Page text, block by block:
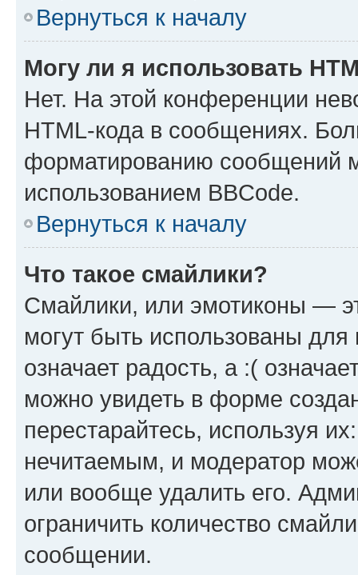
Вернуться к началу
Могу ли я использовать
Нет. На этой конференции
HTML-кода в сообщениях.
форматированию сообщений
использованием BBCode.
Вернуться к началу
Что такое смайлики?
Смайлики, или эмотиконы —
могут быть использованы
означает радость, а :(
можно увидеть в форме
перестарайтесь, используя
нечитаемым, и модератор
или вообще удалить его.
ограничить количество
сообщении.